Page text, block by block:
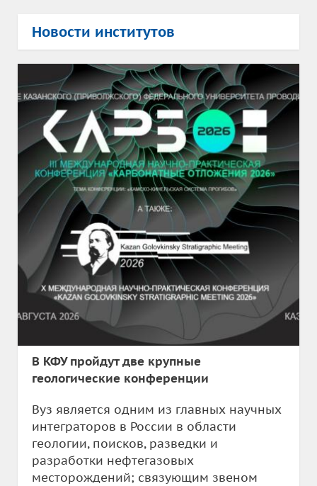
Новости институтов
В КФУ пройдут две крупные
геологические конференции
Вуз является одним из главных научных
интеграторов в России в области
геологии, поисков, разведки и
разработки нефтегазовых
месторождений; связующим звеном